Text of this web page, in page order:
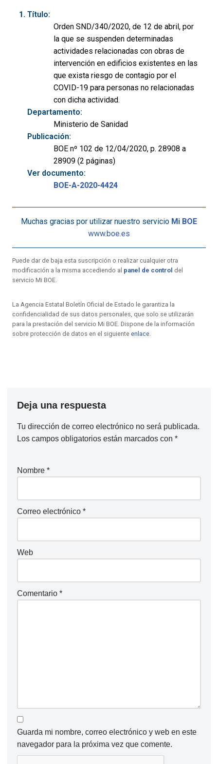
Título:
Orden SND/340/2020, de 12 de abril, por
la que se suspenden determinadas
actividades relacionadas con obras de
intervención en edificios existentes en las
que exista riesgo de contagio por el
COVID-19 para personas no relacionadas
con dicha actividad.
Departamento:
Ministerio de Sanidad
Publicación:
BOE nº 102 de 12/04/2020, p. 28908 a
28909 (2 páginas)
Ver documento:
BOE-A-2020-4424
Muchas gracias por utilizar nuestro servicio Mi BOE
www.boe.es
Puede dar de baja esta suscripción o realizar cualquier otra
modificación a la misma accediendo al panel de control del
servicio Mi BOE.
La Agencia Estatal Boletín Oficial de Estado le garantiza la
confidencialidad de sus datos personales, que solo se utilizarán
para la prestación del servicio Mi BOE. Dispone de la información
sobre protección de datos en el siguiente enlace.
Deja una respuesta
Tu dirección de correo electrónico no será publicada.
Los campos obligatorios están marcados con *
Nombre *
Correo electrónico *
Web
Comentario *
Guarda mi nombre, correo electrónico y web en este
navegador para la próxima vez que comente.